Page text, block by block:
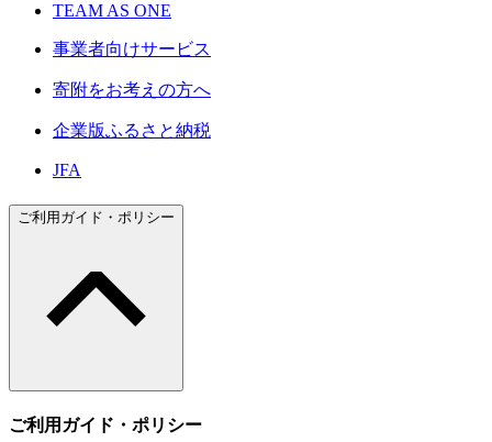
TEAM AS ONE
事業者向けサービス
寄附をお考えの方へ
企業版ふるさと納税
JFA
ご利用ガイド・ポリシー
ご利用ガイド・ポリシー